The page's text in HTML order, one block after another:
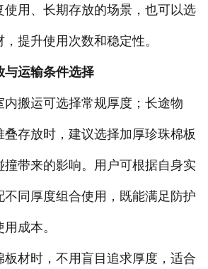
使用、长期存放的场景，也可以选
提升使用次数和稳定性。
与运输条件选择
搬运可选择常规厚度；长途物
存放时，建议选择加厚珍珠棉板
撞带来的影响。用户可根据自身实
不同厚度组合使用，既能满足防护
成本。
材时，不用盲目追求厚度，适合